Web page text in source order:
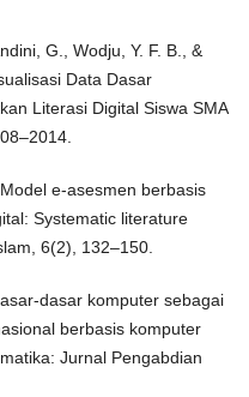
G., Wodju, Y. F. B., &
Data Dasar
Literasi Digital Siswa SMA
e-asesmen berbasis
Systematic literature
6(2), 132–150.
dasar komputer sebagai
berbasis komputer
Jurnal Pengabdian